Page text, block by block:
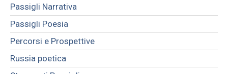
Passigli Narrativa
Passigli Poesia
Percorsi e Prospettive
Russia poetica